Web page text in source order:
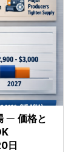
― 価格と
日